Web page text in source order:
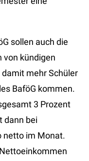
sollen auch die
von kündigen
mehr Schüler
BaföG kommen.
3 Prozent
dann bei
netto im Monat.